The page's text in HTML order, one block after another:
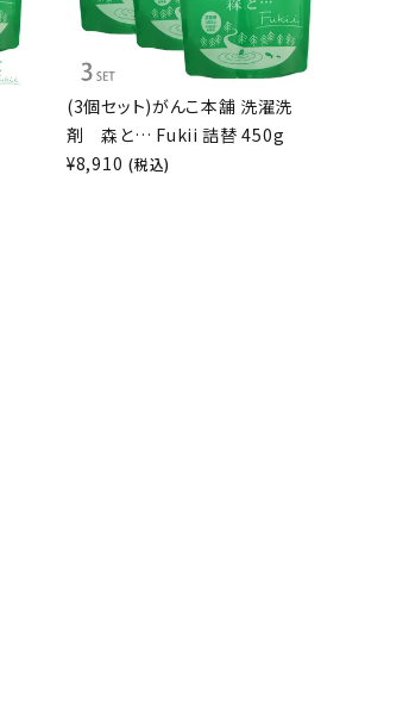
(3個セット)がんこ本舗 洗濯洗
剤 森と… Fukii 詰替 450g
¥8,910 (税込)